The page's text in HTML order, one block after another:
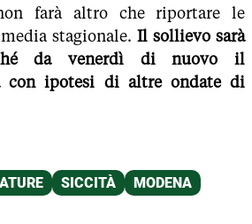
farà altro che riportare le
stagionale. Il sollievo sarà
da venerdì di nuovo il
con ipotesi di altre ondate di